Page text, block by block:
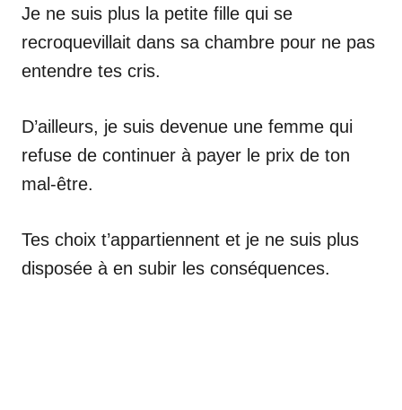
Je ne suis plus la petite fille qui se
recroquevillait dans sa chambre pour ne pas
entendre tes cris.
D’ailleurs, je suis devenue une femme qui
refuse de continuer à payer le prix de ton
mal-être.
Tes choix t’appartiennent et je ne suis plus
disposée à en subir les conséquences.